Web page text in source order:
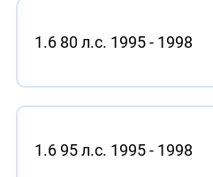
1.6 80 л.с. 1995 - 1998
1.6 95 л.с. 1995 - 1998